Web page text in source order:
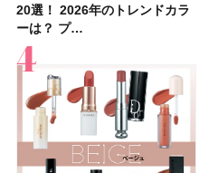
20選！ 2026年のトレンドカラ
ーは？ プ…
「ブライトニング」11選！ ス
キンケアからサプ…
20選！ 2026年のトレンドカラ
ーは？ プ…
めUVのおすすめ20選！ この夏
注目の人気…
ラルケア」ランキングTOP5！
＜美容マニア…
36選！ショート・ボブ・ミディ
アム・ロング…
コスメ・スキンケア・ヘアケア
etc.お気に…
カラーレーションN新色・限定
色をイエベ・ブ…